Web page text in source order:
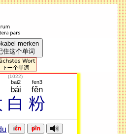
merken
住这个单词
(1022)
白
bái
bai2
粉
fěn
fen3